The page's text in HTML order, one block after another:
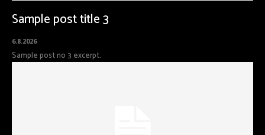
Sample post title 3
6.8.2026
Sample post no 3 excerpt.